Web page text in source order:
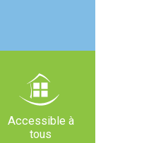
Accessible à
tous